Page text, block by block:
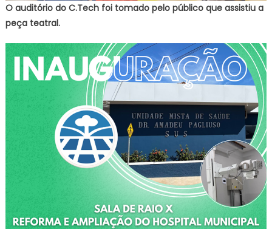
O auditório do C.Tech foi tomado pelo público que assistiu a
peça teatral.